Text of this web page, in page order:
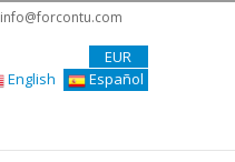
info@forcontu.com
EUR
English
Español